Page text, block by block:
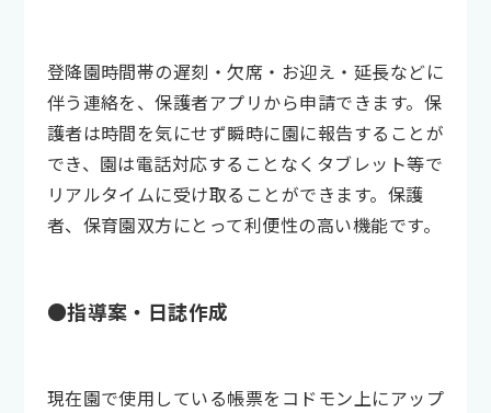
登降園時間帯の遅刻・欠席・お迎え・延長などに
伴う連絡を、保護者アプリから申請できます。保
護者は時間を気にせず瞬時に園に報告することが
でき、園は電話対応することなくタブレット等で
リアルタイムに受け取ることができます。保護
者、保育園双方にとって利便性の高い機能です。
●指導案・日誌作成
現在園で使用している帳票をコドモン上にアップ